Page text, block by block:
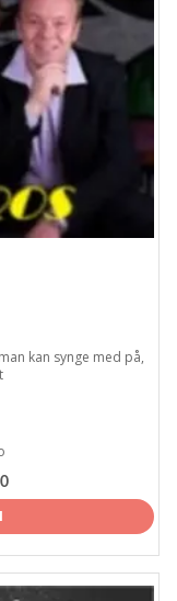
kan synge med på,